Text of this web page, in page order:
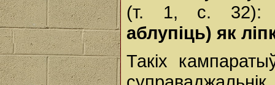
(т. 1, с.
аблупіць) як
Такіх